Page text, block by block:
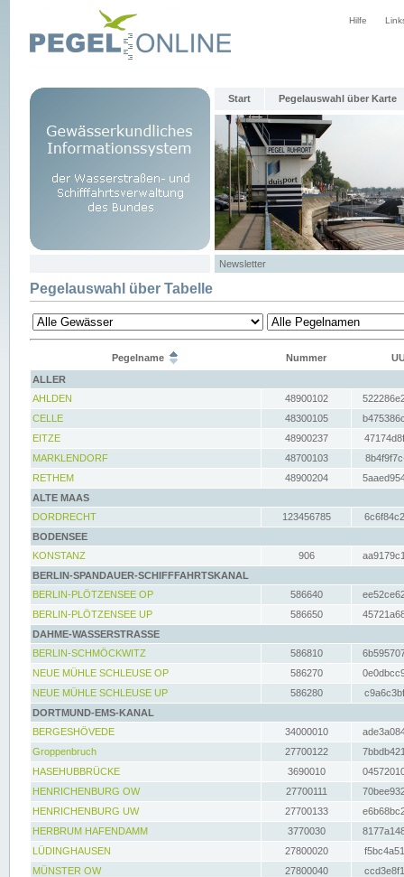
Hilfe
Start Pegelauswahl über Karte
Newsletter
Pegelauswahl über Tabelle
Pegelname Nummer
ALLER
AHLDEN
48900102
CELLE
48300105
EITZE
48900237
MARKLENDORF
48700103
RETHEM
48900204
ALTE MAAS
DORDRECHT
123456785
BODENSEE
KONSTANZ
906
BERLIN-SPANDAUER-SCHIFFFAHRTSKANAL
BERLIN-PLÖTZENSEE OP
586640
BERLIN-PLÖTZENSEE UP
586650
DAHME-WASSERSTRASSE
BERLIN-SCHMÖCKWITZ
586810
NEUE MÜHLE SCHLEUSE OP
586270
NEUE MÜHLE SCHLEUSE UP
586280
DORTMUND-EMS-KANAL
BERGESHÖVEDE
34000010
Groppenbruch
27700122
HASEHUBBRÜCKE
3690010
HENRICHENBURG OW
27700111
HENRICHENBURG UW
27700133
HERBRUM HAFENDAMM
3770030
LÜDINGHAUSEN
27800020
MÜNSTER OW
27800040